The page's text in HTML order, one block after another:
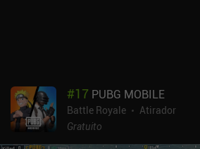
#17 PUBG MOBILE
Battle Royale
Atirador
Gratuito